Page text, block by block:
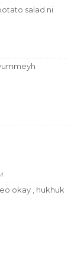
salad ni
okay , hukhuk